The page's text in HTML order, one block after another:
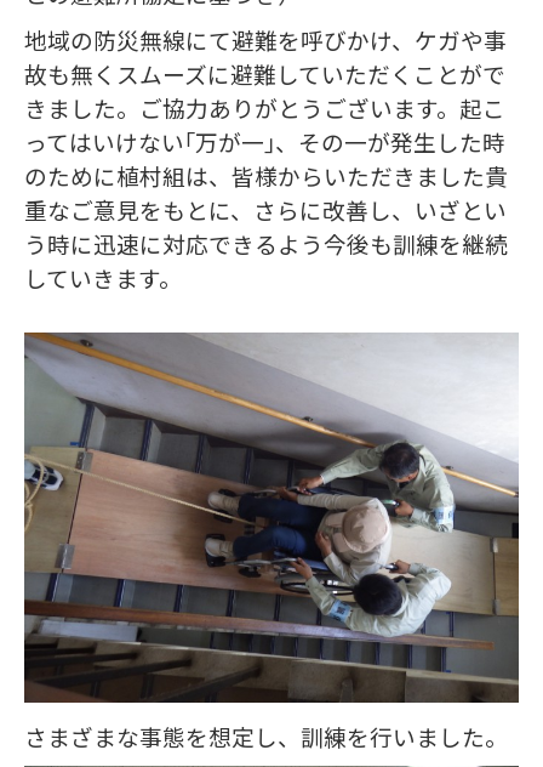
地域の防災無線にて避難を呼びかけ、ケガや事
故も無くスムーズに避難していただくことがで
きました。ご協力ありがとうございます。起こ
ってはいけない｢万が一｣、その一が発生した時
のために植村組は、皆様からいただきました貴
重なご意見をもとに、さらに改善し、いざとい
う時に迅速に対応できるよう今後も訓練を継続
していきます。
さまざまな事態を想定し、訓練を行いました。